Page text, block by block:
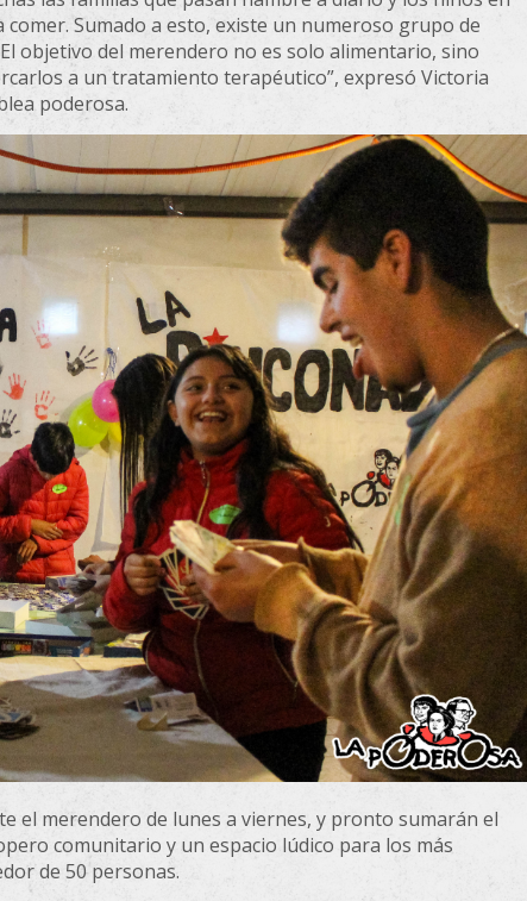
Sumado a esto, existe un numeroso grupo de
objetivo del merendero no es solo alimentario, sino
a un tratamiento terapéutico”, expresó Victoria
poderosa.
el merendero de lunes a viernes, y pronto sumarán el
comunitario y un espacio lúdico para los más
de 50 personas.